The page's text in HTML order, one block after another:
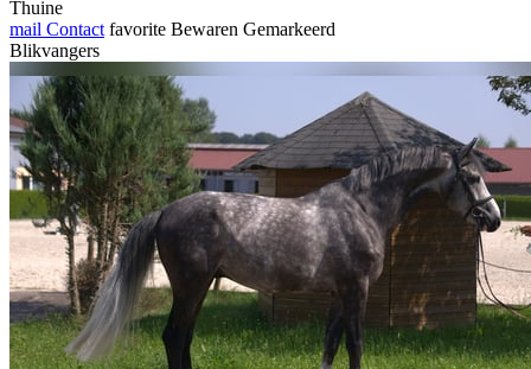
Thuine
mail Contact favorite Bewaren Gemarkeerd
Blikvangers